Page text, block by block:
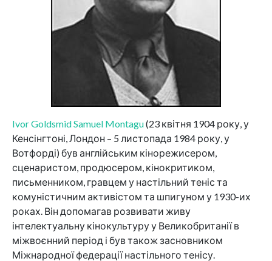
Ivor Goldsmid Samuel Montagu(23 квітня 1904 року, у
Кенсінгтоні, Лондон – 5 листопада 1984 року, у
Вотфорді) був англійським кінорежисером,
сценаристом, продюсером, кінокритиком,
письменником, гравцем у настільний теніс та
комуністичним активістом та шпигуном у 1930-их
роках. Він допомагав розвивати живу
інтелектуальну кінокультуру у Великобританії в
міжвоєнний період і був також засновником
Міжнародної федерації настільного тенісу.